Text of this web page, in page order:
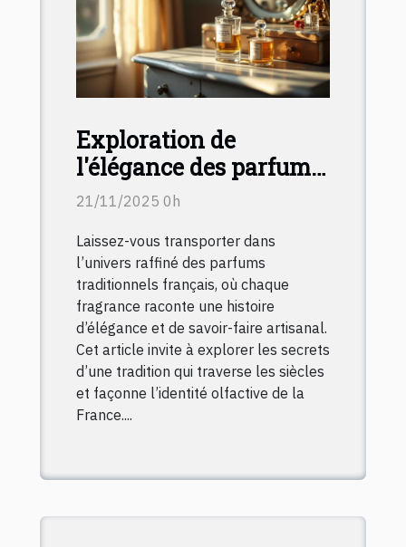
Exploration de
l'élégance des parfums
traditionnels français
21/11/2025 0h
Laissez-vous transporter dans
l’univers raffiné des parfums
traditionnels français, où chaque
fragrance raconte une histoire
d’élégance et de savoir-faire artisanal.
Cet article invite à explorer les secrets
d’une tradition qui traverse les siècles
et façonne l’identité olfactive de la
France....